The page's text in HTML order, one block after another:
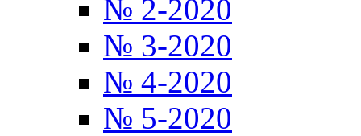
№ 2-2020
№ 3-2020
№ 4-2020
№ 5-2020